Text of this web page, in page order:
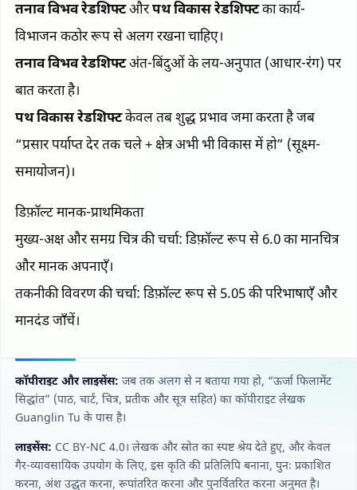
तनाव विभव रेडशिफ्टऔरपथ विकास रेडशिफ्टका कार्य-
विभाजन कठोर रूप से अलग रखना चाहिए।
तनाव विभव रेडशिफ्टअंत-बिंदुओं के लय-अनुपात (आधार-रंग) पर
बात करता है।
पथ विकास रेडशिफ्टकेवल तब शुद्ध प्रभाव जमा करता है जब
“प्रसार पर्याप्त देर तक चले + क्षेत्र अभी भी विकास में हो” (सूक्ष्म-
समायोजन)।
डिफ़ॉल्ट मानक-प्राथमिकता
मुख्य-अक्ष और समग्र चित्र की चर्चा: डिफ़ॉल्ट रूप से 6.0 का मानचित्र
और मानक अपनाएँ।
तकनीकी विवरण की चर्चा: डिफ़ॉल्ट रूप से 5.05 की परिभाषाएँ और
मानदंड जाँचें।
कॉपीराइट और लाइसेंस: जब तक अलग से न बताया गया हो, “ऊर्जा फिलामेंट
सिद्धांत” (पाठ, चार्ट, चित्र, प्रतीक और सूत्र सहित) का कॉपीराइट लेखक
Guanglin Tu के पास है।
लाइसेंस: CC BY‑NC 4.0। लेखक और स्रोत का स्पष्ट श्रेय देते हुए, और केवल
गैर-व्यावसायिक उपयोग के लिए, इस कृति की प्रतिलिपि बनाना, पुनः प्रकाशित
करना, अंश उद्धृत करना, रूपांतरित करना और पुनर्वितरित करना अनुमत है।